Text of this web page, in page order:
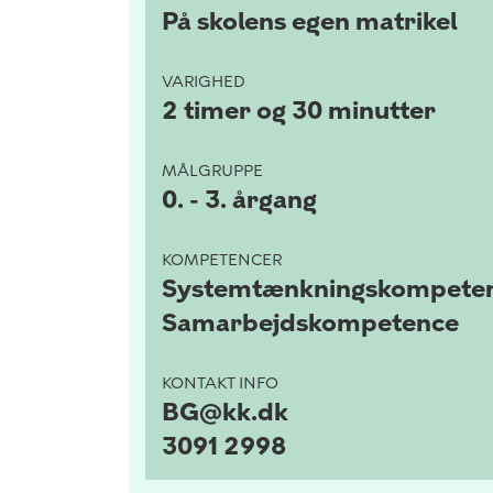
På skolens egen matrikel
VARIGHED
2 timer og 30 minutter
MÅLGRUPPE
0. - 3. årgang
KOMPETENCER
Samarbejdskompetence
KONTAKT INFO
BG@kk.dk
3091 2998